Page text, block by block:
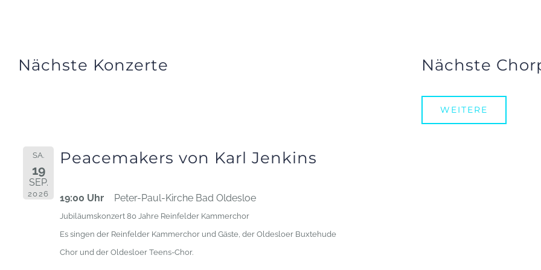
Nächste Konzerte
SA.
19
SEP.
2026
Peacemakers von Karl Jenkins
19:00 Uhr Peter-Paul-Kirche Bad Oldesloe
Jubiläumskonzert 80 Jahre Reinfelder Kammerchor
Es singen der Reinfelder Kammerchor und Gäste, der Oldesloer Buxtehude
Chor und der Oldesloer Teens-Chor.
Nächste
WEITERE